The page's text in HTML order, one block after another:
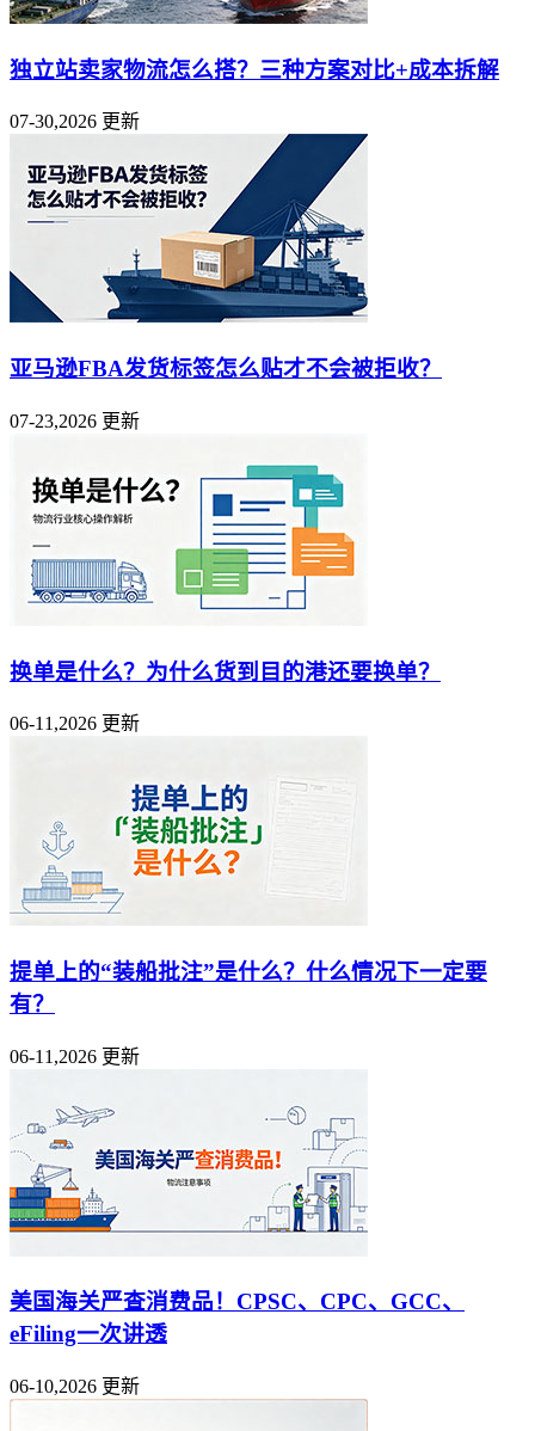
独立站卖家物流怎么搭？三种方案对比+成本拆解
07-30,2026 更新
亚马逊FBA发货标签怎么贴才不会被拒收？
07-23,2026 更新
换单是什么？为什么货到目的港还要换单？
06-11,2026 更新
提单上的“装船批注”是什么？什么情况下一定要
有？
06-11,2026 更新
美国海关严查消费品！CPSC、CPC、GCC、
eFiling一次讲透
06-10,2026 更新